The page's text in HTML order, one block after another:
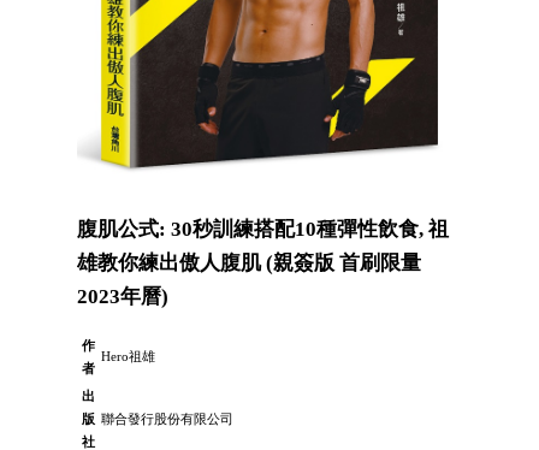
腹肌公式: 30秒訓練搭配10種彈性飲食, 祖
雄教你練出傲人腹肌 (親簽版 首刷限量
2023年曆)
作
者
Hero祖雄
出
版
社
聯合發行股份有限公司